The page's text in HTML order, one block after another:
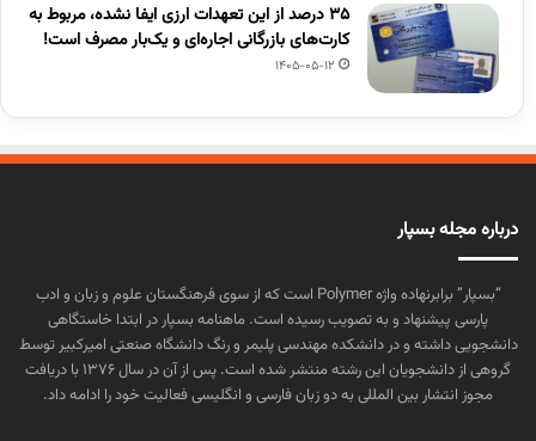
۳۵ درصد از این تعهدات ارزی ایفا نشده، مربوط به
کارت‌های بازرگانی اجاره‌ای و یک‌بار مصرف است!
1405-05-12
درباره مجله بسپار
“بسپار” برابرنهاده واژه Polymer است که از سوی فرهنگستان علوم و زبان و ادب
پارسی پیشنهاد و به تصویب رسیده است. ماهنامه بسپار در ابتدا خاستگاهی
دانشجویی داشته و در دانشکده مهندسی پلیمر و رنگ دانشگاه صنعتی امیرکبیر توسط
گروهی از دانشجویان این رشته منتشر شده است. پس از آن در سال ۱۳۷۶ با دریافت
مجوز انتشار بین المللی به دو زبان فارسی و انگلیسی فعالیت خود را ادامه داد.